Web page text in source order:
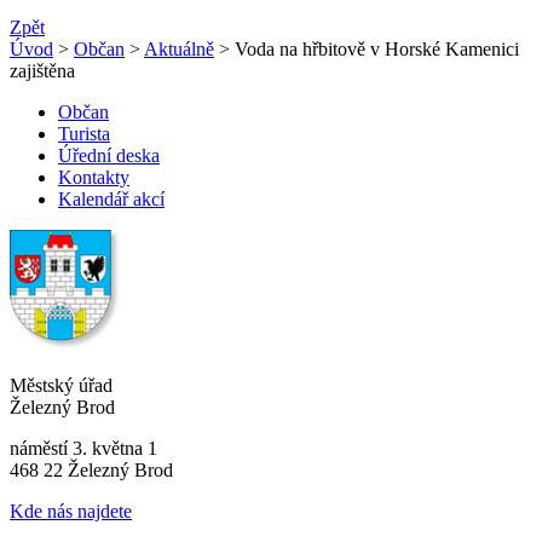
Zpět
Úvod > Občan > Aktuálně > Voda na hřbitově v Horské Kamenici
zajištěna
Občan
Turista
Úřední deska
Kontakty
Kalendář akcí
Městský úřad
Železný Brod
náměstí 3. května 1
468 22 Železný Brod
Kde nás najdete